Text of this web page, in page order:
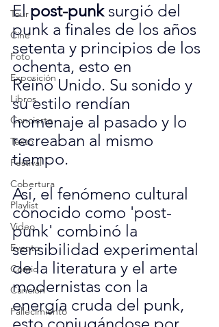
Tour
Cine
Foto
Exposición
Libros
Concierto
Texto
Festival
Cobertura
Playlist
Video
Evento
Cómic
Canción
Fallecimiento
El post-punk surgió del
punk a finales de los años
setenta y principios de los
ochenta, esto en
Reino Unido. Su sonido y
su estilo rendían
homenaje al pasado y lo
recreaban al mismo
tiempo.
Así, el fenómeno cultural
conocido como 'post-
punk' combinó la
sensibilidad experimental
de la literatura y el arte
modernistas con la
energía cruda del punk,